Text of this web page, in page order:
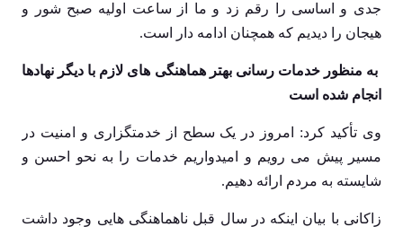
جدی و اساسی را رقم زد و ما از ساعت اولیه صبح شور و
هیجان را دیدیم که همچنان ادامه دار است.
به منظور خدمات رسانی بهتر هماهنگی های لازم با دیگر نهادها
انجام شده است
وی تأکید کرد: امروز در یک سطح از خدمتگزاری و امنیت در
مسیر پیش می رویم و امیدواریم خدمات را به نحو احسن و
شایسته به مردم ارائه دهیم.
زاکانی با بیان اینکه در سال قبل ناهماهنگی هایی وجود داشت